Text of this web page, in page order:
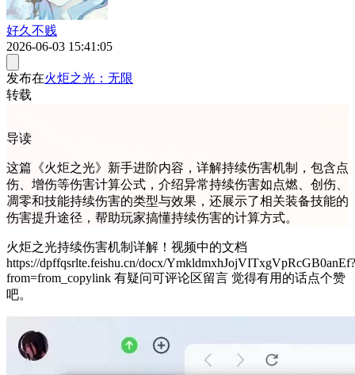
好久不贱
2026-06-03 15:41:05
发布在火炬之光：无限
转载
导读
这篇《火炬之光》新手进阶内容，详解持续伤害机制，包含点
伤、增伤等伤害计算公式，介绍异常持续伤害如点燃、创伤、
凋零和技能持续伤害的类型与效果，还展示了相关装备技能的
伤害提升途径，帮助玩家搞懂持续伤害的计算方式。
火炬之光持续伤害机制详解！视频中的文档
https://dpffqsrlte.feishu.cn/docx/YmkldmxhJojVITxgVpRcGB0anEf?
from=from_copylink 有疑问可评论区留言 觉得有用的话点个赞
吧。